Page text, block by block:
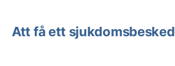
Att få ett sjukdomsbesked